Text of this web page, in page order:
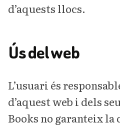
d’aquests llocs.
Ús del web
L’usuari és
d’aquest web i dels
Books no garanteix